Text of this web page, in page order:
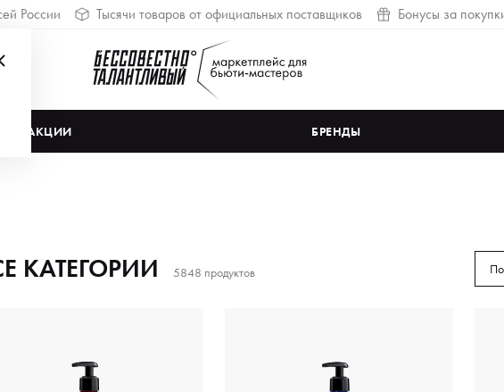
России Тысячи товаров от официальных поставщиков Бонусы за
АКЦИИ БРЕНДЫ
КАТЕГОРИИ 5848 продуктов